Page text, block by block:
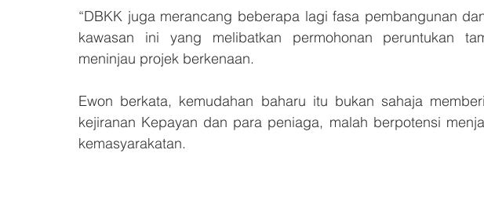
“DBKK juga merancang beberapa lagi fasa pembangunan
kawasan ini yang melibatkan permohonan peruntukan
meninjau projek berkenaan.
Ewon berkata, kemudahan baharu itu bukan sahaja
kejiranan Kepayan dan para peniaga, malah berpotensi
kemasyarakatan.